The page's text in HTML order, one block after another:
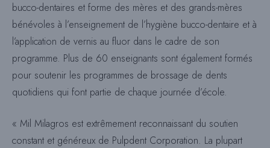
bucco-dentaires et forme des mères et des grands-mères
bénévoles à l’enseignement de l’hygiène bucco-dentaire et à
l’application de vernis au fluor dans le cadre de son
programme. Plus de 60 enseignants sont également formés
pour soutenir les programmes de brossage de dents
quotidiens qui font partie de chaque journée d’école.
« Mil Milagros est extrêmement reconnaissant du soutien
constant et généreux de Pulpdent Corporation. La plupart